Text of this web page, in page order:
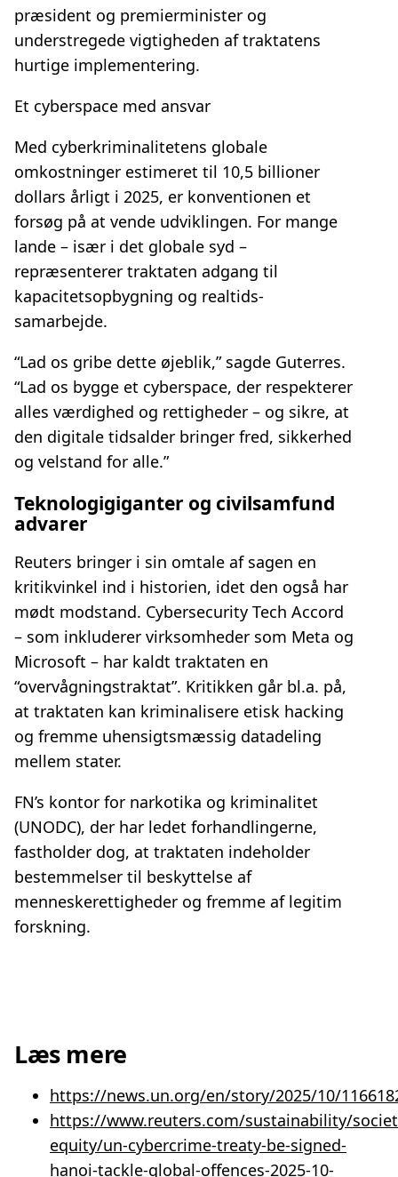
præsident og premierminister og
understregede vigtigheden af traktatens
hurtige implementering.
Et cyberspace med ansvar
Med cyberkriminalitetens globale
omkostninger estimeret til 10,5 billioner
dollars årligt i 2025, er konventionen et
forsøg på at vende udviklingen. For mange
lande – især i det globale syd –
repræsenterer traktaten adgang til
kapacitetsopbygning og realtids-
samarbejde.
“Lad os gribe dette øjeblik,” sagde Guterres.
“Lad os bygge et cyberspace, der respekterer
alles værdighed og rettigheder – og sikre, at
den digitale tidsalder bringer fred, sikkerhed
og velstand for alle.”
Teknologigiganter og civilsamfund
advarer
Reuters bringer i sin omtale af sagen en
kritikvinkel ind i historien, idet den også har
mødt modstand. Cybersecurity Tech Accord
– som inkluderer virksomheder som Meta og
Microsoft – har kaldt traktaten en
“overvågningstraktat”. Kritikken går bl.a. på,
at traktaten kan kriminalisere etisk hacking
og fremme uhensigtsmæssig datadeling
mellem stater.
FN’s kontor for narkotika og kriminalitet
(UNODC), der har ledet forhandlingerne,
fastholder dog, at traktaten indeholder
bestemmelser til beskyttelse af
menneskerettigheder og fremme af legitim
forskning.
Læs mere
https://news.un.org/en/story/2025/10/
https://www.reuters.com/sustainability/
equity/un-cybercrime-treaty-be-signed-
hanoi-tackle-global-offences-2025-10-